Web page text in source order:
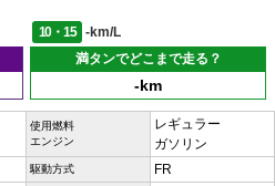
10・15
-km/L
満タンでどこまで走る？
-km
使用燃料
エンジン
レギュラー
ガソリン
駆動方式 FR